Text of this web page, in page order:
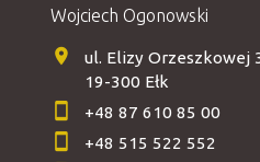
Wojciech Ogonowski
ul. Elizy Orzeszkowej
19-300 Ełk
+48 87 610 85 00
+48 515 522 552